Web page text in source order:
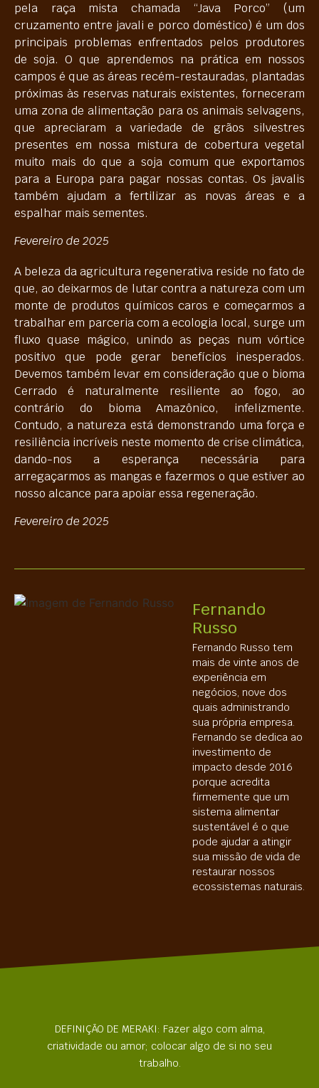
pela raça mista chamada “Java Porco” (um
cruzamento entre javali e porco doméstico) é um dos
principais problemas enfrentados pelos produtores
de soja. O que aprendemos na prática em nossos
campos é que as áreas recém-restauradas, plantadas
próximas às reservas naturais existentes, forneceram
uma zona de alimentação para os animais selvagens,
que apreciaram a variedade de grãos silvestres
presentes em nossa mistura de cobertura vegetal
muito mais do que a soja comum que exportamos
para a Europa para pagar nossas contas. Os javalis
também ajudam a fertilizar as novas áreas e a
espalhar mais sementes.
Fevereiro de 2025
A beleza da agricultura regenerativa reside no fato de
que, ao deixarmos de lutar contra a natureza com um
monte de produtos químicos caros e começarmos a
trabalhar em parceria com a ecologia local, surge um
fluxo quase mágico, unindo as peças num vórtice
positivo que pode gerar benefícios inesperados.
Devemos também levar em consideração que o bioma
Cerrado é naturalmente resiliente ao fogo, ao
contrário do bioma Amazônico, infelizmente.
Contudo, a natureza está demonstrando uma força e
resiliência incríveis neste momento de crise climática,
dando-nos a esperança necessária para
arregaçarmos as mangas e fazermos o que estiver ao
nosso alcance para apoiar essa regeneração.
Fevereiro de 2025
Fernando
Russo
Fernando Russo tem
mais de vinte anos de
experiência em
negócios, nove dos
quais administrando
sua própria empresa.
Fernando se dedica ao
investimento de
impacto desde 2016
porque acredita
firmemente que um
sistema alimentar
sustentável é o que
pode ajudar a atingir
sua missão de vida de
restaurar nossos
ecossistemas naturais.
DEFINIÇÃO DE MERAKI: Fazer algo com alma,
criatividade ou amor; colocar algo de si no seu
trabalho.